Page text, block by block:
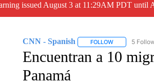
issued August 3 at 11:29AM PDT
CNN - Spanish FOLLOWFOLLOW "CNN
5
Encuentran a 10
Panamá